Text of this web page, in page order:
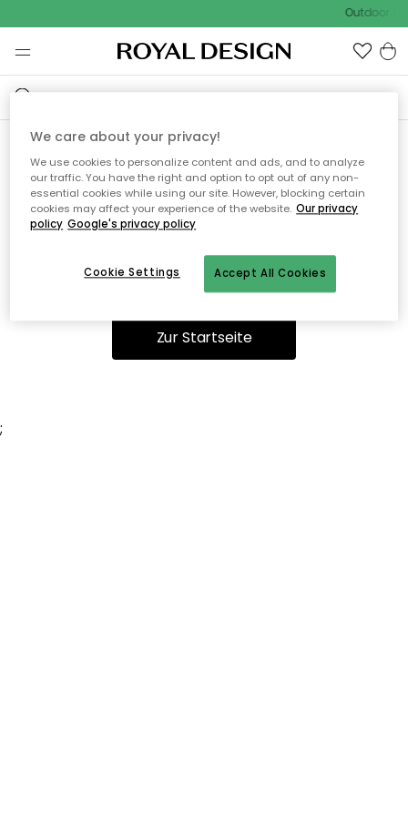
Outdoor
Ooops, die Seite wurde nicht
gefunden.
Sie können auf unserer Startseiteweiter navigieren.
Zur Startseite
;
We care about your privacy!
We use cookies to personalize content and ads, and to analyze
our traffic. You have the right and option to opt out of any non-
essential cookies while using our site. However, blocking certain
cookies may affect your experience of the website. Our privacy
policy Google's privacy policy
Accept All Cookies
Cookie Settings